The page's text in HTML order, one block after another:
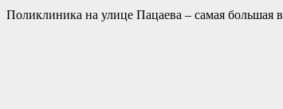
Поликлиника на улице Пацаева – самая большая